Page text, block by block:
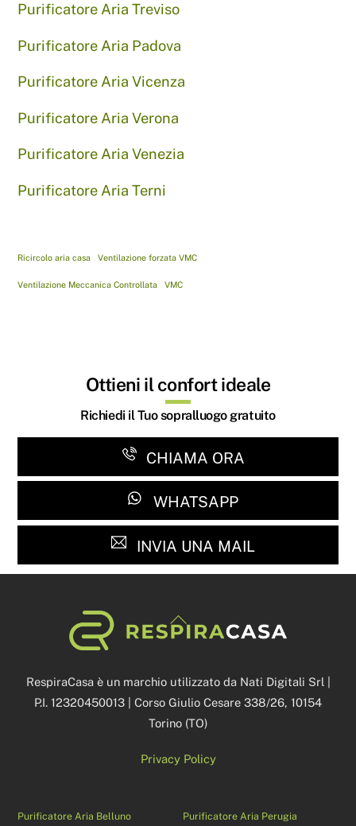
Purificatore Aria Treviso
Purificatore Aria Padova
Purificatore Aria Vicenza
Purificatore Aria Verona
Purificatore Aria Venezia
Purificatore Aria Terni
Ricircolo aria casa Ventilazione forzata VMC
Ventilazione Meccanica Controllata VMC
Ottieni il confort ideale
Richiedi il Tuo sopralluogo gratuito
CHIAMA ORA
WHATSAPP
INVIA UNA MAIL
Back
To
RespiraCasa è un marchio utilizzato da Nati Digitali Srl |
P.I. 12320450013 | Corso Giulio Cesare 338/26, 10154
Torino (TO)
Privacy Policy
Purificatore Aria Belluno
Purificatore Aria Perugia